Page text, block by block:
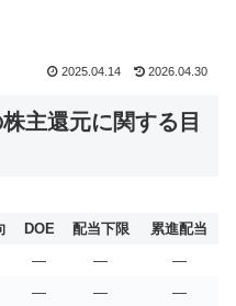
2025.04.14 2026.04.30
主還元に関する目
DOE 配当下限
累進配当
― ―
―
― ― ―